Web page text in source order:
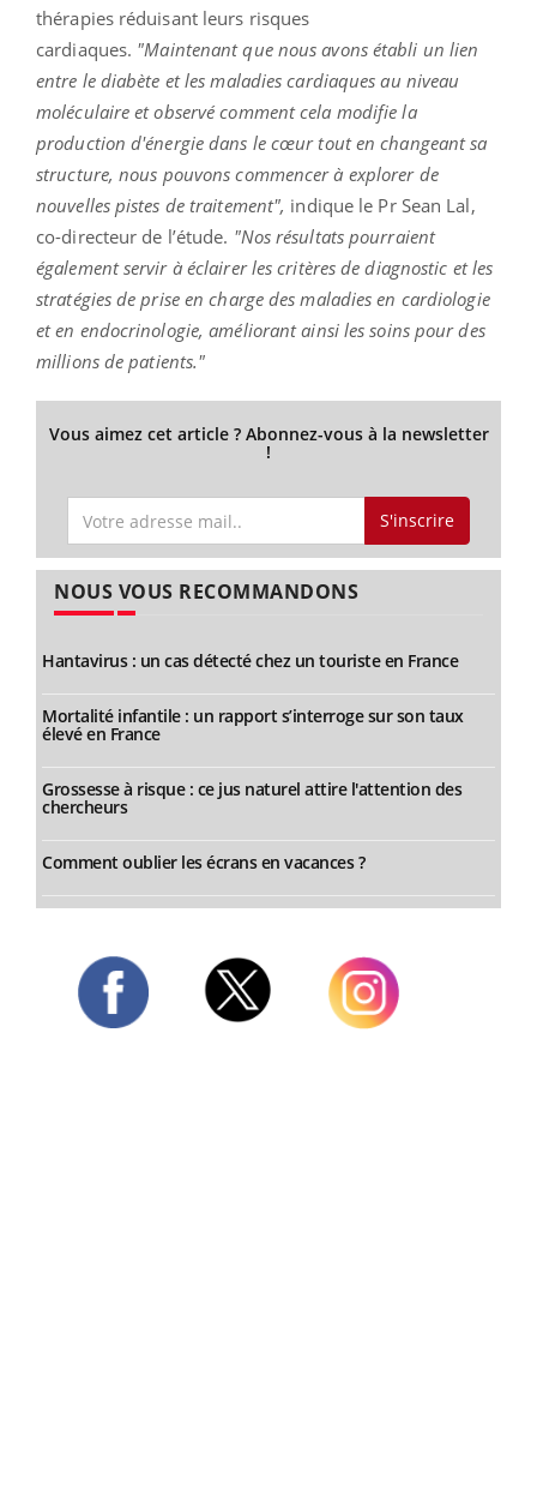
thérapies réduisant leurs risques
cardiaques. "Maintenant que nous avons établi un lien
entre le diabète et les maladies cardiaques au niveau
moléculaire et observé comment cela modifie la
production d'énergie dans le cœur tout en changeant sa
structure, nous pouvons commencer à explorer de
nouvelles pistes de traitement", indique le Pr Sean Lal,
co-directeur de l’étude. "Nos résultats pourraient
également servir à éclairer les critères de diagnostic et les
stratégies de prise en charge des maladies en cardiologie
et en endocrinologie, améliorant ainsi les soins pour des
millions de patients."
Vous aimez cet article ? Abonnez-vous à la newsletter
!
S'inscrire
NOUS VOUS RECOMMANDONS
Hantavirus : un cas détecté chez un touriste en France
Mortalité infantile : un rapport s’interroge sur son taux
élevé en France
Grossesse à risque : ce jus naturel attire l'attention des
chercheurs
Comment oublier les écrans en vacances ?